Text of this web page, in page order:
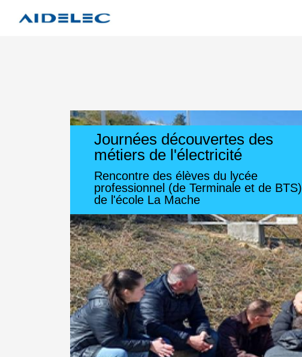
Journées découvertes des
métiers de l'électricité
Rencontre des élèves du lycée
professionnel (de Terminale et de BTS)
de l'école La Mache